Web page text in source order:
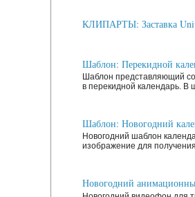
КЛИПАРТЫ: Заставка
Шаблон: Перекидной
Шаблон представляющий
в перекидной календарь. В
Шаблон: Новогодний
Новогодний шаблон
изображение для
Новогодний